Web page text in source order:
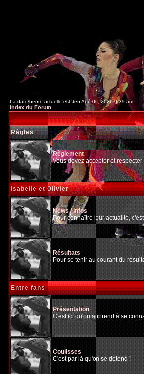
La date/heure actuelle est Jeu Aoû 06, 2026 9:39 am
Index du Forum
Règles
Règlement
Vous devez accepter et
Isabelle et Olivier
News / Infos
Pour connaître leur actualité,
Résultats
Pour se tenir au courant du
Entre fans
Présentation
C'est ici qu'on apprend à se
Coulisses
C'est par là qu'on se detend !